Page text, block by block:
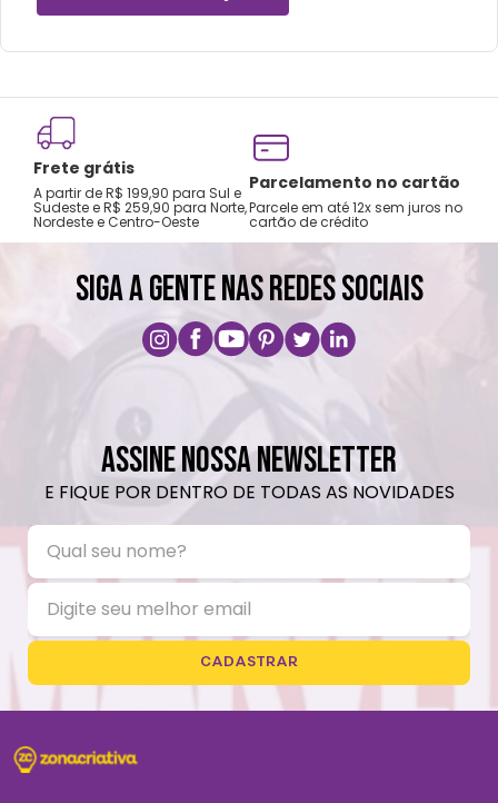
Lavar com água, esponja macia e sabão
neutro.
ondas.
Não utilizar produtos químicos ou
abrasivos.
Frete grátis
A partir de R$ 199,90 para Sul e
Sudeste e R$ 259,90 para Norte,
Nordeste e Centro-Oeste
Parcelamento no cartão
Parcele em até 12x sem juros no
cartão de crédito
SIGA A GENTE NAS REDES SOCIAIS
ASSINE NOSSA NEWSLETTER
E FIQUE POR DENTRO DE TODAS AS NOVIDADES
CADASTRAR